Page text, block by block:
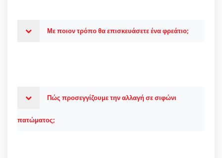
Με ποιον τρόπο θα επισκευάσετε ένα φρεάτιο;
Πώς προσεγγίζουμε την αλλαγή σε σιφώνι
πατώματος;